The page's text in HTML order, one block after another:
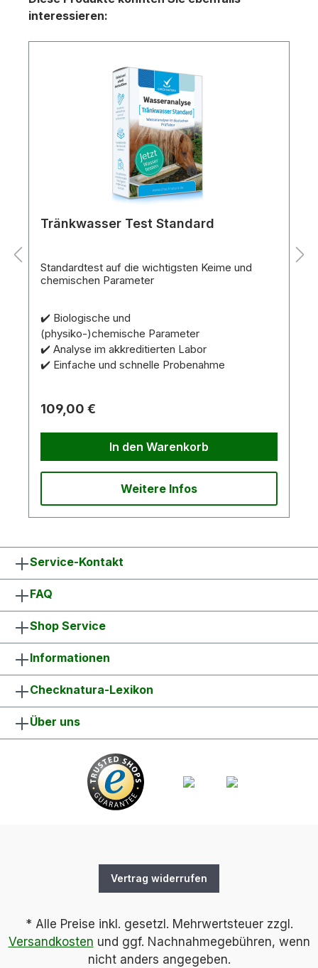
interessieren:
Tränkwasser Test Standard
Standardtest auf die wichtigsten Keime und
chemischen Parameter
✔️ Biologische und
(physiko-)chemische Parameter
✔️ Analyse im akkreditierten Labor
✔️ Einfache und schnelle Probenahme
109,00 €
In den Warenkorb
Weitere Infos
Service-Kontakt
FAQ
Shop Service
Informationen
Checknatura-Lexikon
Über uns
Vertrag widerrufen
* Alle Preise inkl. gesetzl. Mehrwertsteuer zzgl.
Versandkosten und ggf. Nachnahmegebühren, wenn
nicht anders angegeben.